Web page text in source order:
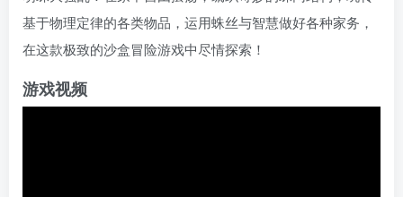
软件 Linux软件 Android软件
基于物理定律的各类物品，运用蛛丝与智慧做好各种家务，
在这款极致的沙盒冒险游戏中尽情探索！
游戏视频